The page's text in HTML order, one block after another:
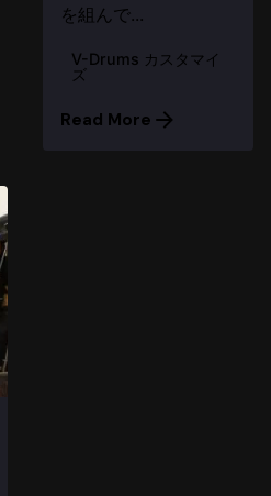
を組んで...
V-Drums カスタマイ
ズ
Read More